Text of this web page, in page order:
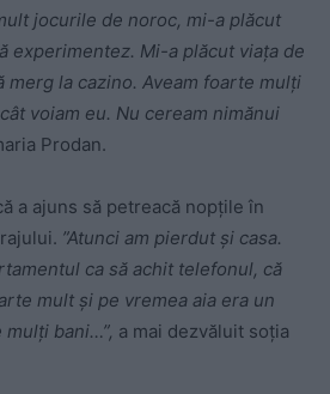
jocurile de noroc, mi-a plăcut
experimentez. Mi-a plăcut viața de
merg la cazino. Aveam foarte mulți
voiam eu. Nu ceream nimănui
Prodan.
a ajuns să petreacă nopțile în
”Atunci am pierdut şi casa.
ca să achit telefonul, că
mult şi pe vremea aia era un
bani…”, a mai dezvăluit soția